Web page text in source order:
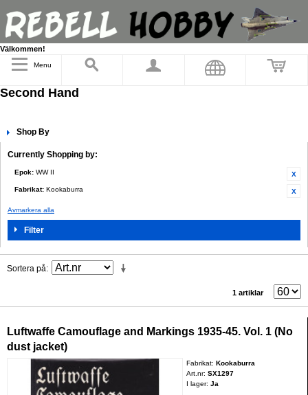
Välkommen!
Menu
Second Hand
Shop By
Currently Shopping by:
Epok: WW II
Fabrikat: Kookaburra
Avmarkera alla
Filter
Sortera på
1 artiklar
Luftwaffe Camouflage and Markings 1935-45. Vol. 1 (No
dust jacket)
Fabrikat:Kookaburra
Art.nr:SX1297
I lager: Ja